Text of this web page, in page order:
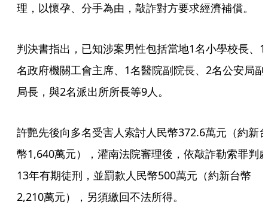
理，以懷孕、分手為由，敲詐對方要求經濟補償。
判決書指出，已知涉案男性包括當地1名小學校長、1
名政府機關工會主席、1名醫院副院長、2名公安局副
局長，與2名派出所所長等9人。
許艷先後向多名受害人索討人民幣372.6萬元（約新
幣1,640萬元），灌南法院審理後，依敲詐勒索罪判
13年有期徒刑，並罰款人民幣500萬元（約新台幣
2,210萬元），另須繳回不法所得。